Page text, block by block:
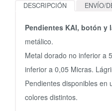
DESCRIPCIÓN ENVÍO/
Pendientes KAI, botón y
metálico.
Metal dorado no inferior a
inferior a 0,05 Micras.
Pendientes disponibles en
colores distintos.